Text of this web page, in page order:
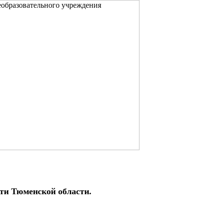
Тюменской области.